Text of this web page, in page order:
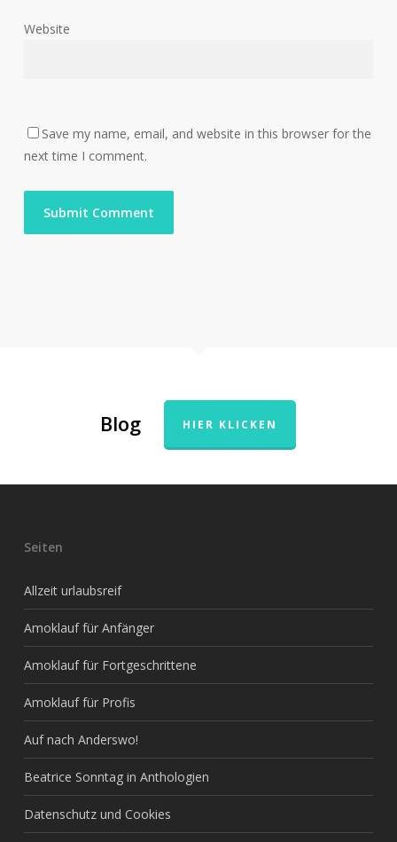
Website
Save my name, email, and website in this browser for the
next time I comment.
Blog HIER KLICKEN
Seiten
Allzeit urlaubsreif
Amoklauf für Anfänger
Amoklauf für Fortgeschrittene
Amoklauf für Profis
Auf nach Anderswo!
Beatrice Sonntag in Anthologien
Datenschutz und Cookies